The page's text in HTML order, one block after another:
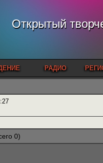
Открытый
РАДИО
0)